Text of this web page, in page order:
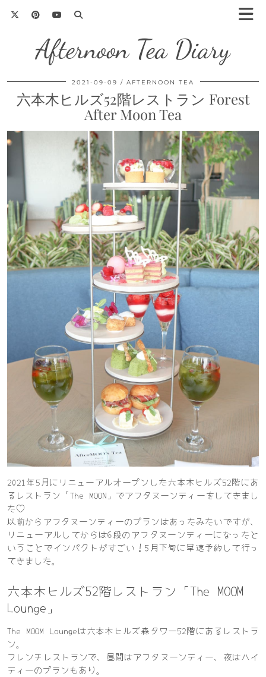
Afternoon Tea Diary
2021-09-09 AFTERNOON TEA
六本木ヒルズ52階レストラン Forest
After Moon Tea
2021年5月にリニューアルオープンした六本木ヒルズ52階にあ
るレストラン「The MOON」でアフタヌーンティーをしてきまし
た♡
以前からアフタヌーンティーのプランはあったみたいですが、
リニューアルしてからは6段のアフタヌーンティーになったと
いうことでインパクトがすごい！5月下旬に早速予約して行っ
てきました。
六本木ヒルズ52階レストラン「The MOOM
Lounge」
The MOOM Loungeは六本木ヒルズ森タワー52階にあるレストラ
ン。
フレンチレストランで、昼間はアフタヌーンティー、夜はハイ
ティーのプランもあり。